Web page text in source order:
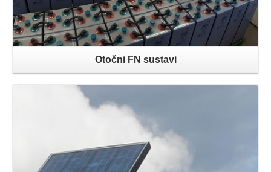
Otočni FN sustavi
Opširnije